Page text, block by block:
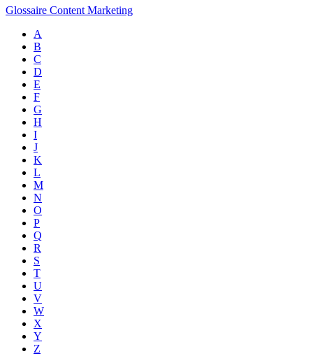
Glossaire Content Marketing
A
B
C
D
E
F
G
H
I
J
K
L
M
N
O
P
Q
R
S
T
U
V
W
X
Y
Z